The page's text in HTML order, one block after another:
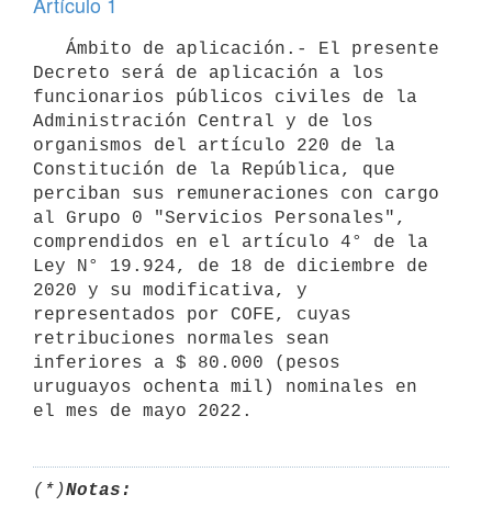
Decreto será de aplicación a los
funcionarios públicos civiles de la
Administración Central y de los
organismos del artículo 220 de la
Constitución de la República, que
perciban sus remuneraciones con cargo
al Grupo 0 "Servicios Personales",
comprendidos en el artículo 4° de la
Ley N° 19.924, de 18 de diciembre de
2020 y su modificativa, y
representados por COFE, cuyas
retribuciones normales sean
inferiores a $ 80.000 (pesos
uruguayos ochenta mil) nominales en
(*)Notas: